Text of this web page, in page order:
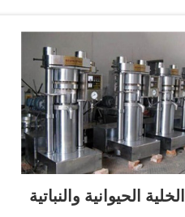
الخلية الحيوانية والنباتية